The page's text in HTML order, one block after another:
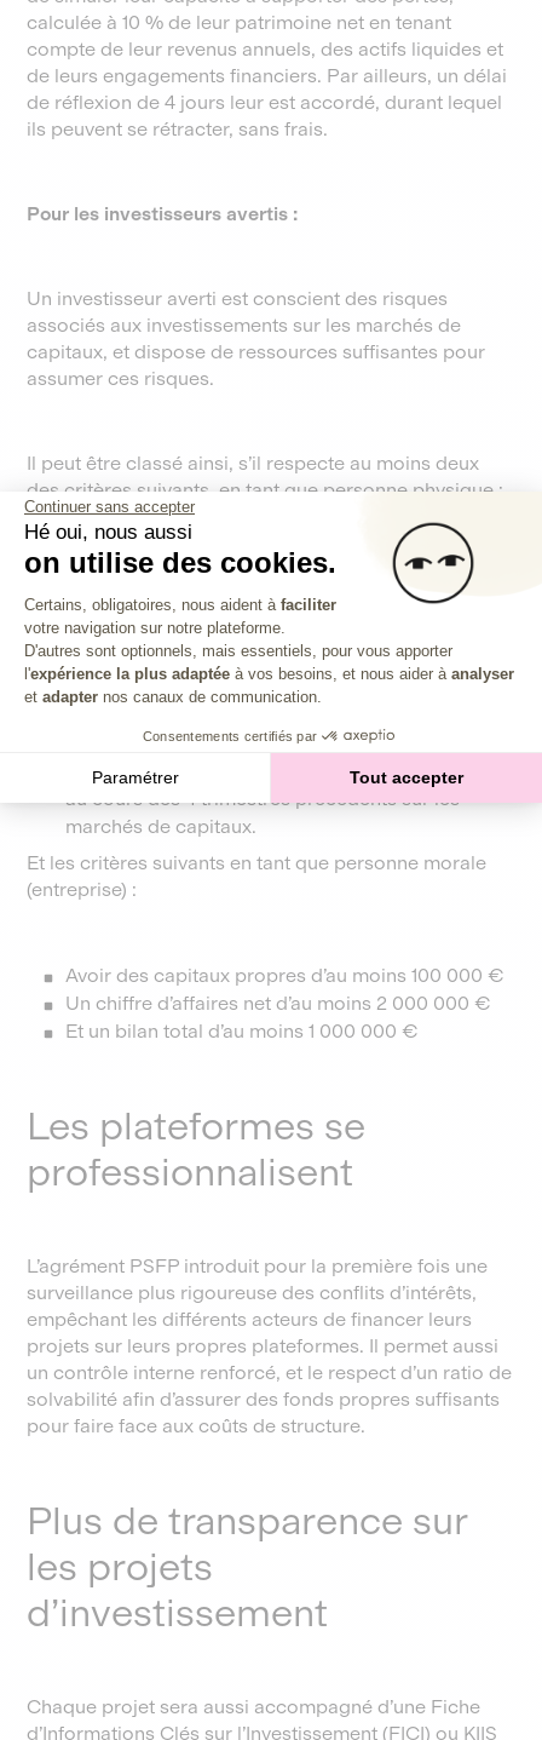
calculée à 10 % de leur patrimoine net en tenant
compte de leur revenus annuels, des actifs liquides et
de leurs engagements financiers. Par ailleurs, un délai
de réflexion de 4 jours leur est accordé, durant lequel
ils peuvent se rétracter, sans frais.
Pour les investisseurs avertis :
Un investisseur averti est conscient des risques
associés aux investissements sur les marchés de
capitaux, et dispose de ressources suffisantes pour
assumer ces risques.
Il peut être classé ainsi, s’il respecte au moins deux
des critères suivants, en tant que personne physique :
Un revenu personnel brut annuel d’au moins 60
000 euros
L’investisseur exerce depuis 1 an ou a exercé
pendant au moins 1 an une activité dans le secteur
financier, qui lui a permis d’acquérir un solide
L’investisseur a effectué en moyenne 10
transactions d’une taille significative par trimestre
au cours des 4 trimestres précédents sur les
marchés de capitaux.
Et les critères suivants en tant que personne morale
(entreprise) :
Avoir des capitaux propres d’au moins 100 000 €
Un chiffre d’affaires net d’au moins 2 000 000 €
Et un bilan total d’au moins 1 000 000 €
Les plateformes se
professionnalisent
L’agrément PSFP introduit pour la première fois une
surveillance plus rigoureuse des conflits d’intérêts,
empêchant les différents acteurs de financer leurs
projets sur leurs propres plateformes. Il permet aussi
un contrôle interne renforcé, et le respect d’un ratio de
solvabilité afin d’assurer des fonds propres suffisants
pour faire face aux coûts de structure.
Plus de transparence sur
les projets
d’investissement
Chaque projet sera aussi accompagné d’une Fiche
d’Informations Clés sur l’Investissement (FICI) ou KIIS
Continuer sans accepter
Hé oui, nous aussi
on utilise des cookies.
Plateforme de Gestion du
Certains, obligatoires, nous aident à faciliter
votre navigation sur notre plateforme.
D'autres sont optionnels, mais essentiels, pour vous apporter
l'expérience la plus adaptée à vos besoins, et nous aider à analyser
et adapter nos canaux de communication.
Consentements certifiés par
Paramétrer Tout accepter
Axeptio consent